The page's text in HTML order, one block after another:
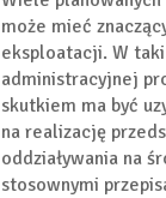
może mieć
eksploatacji. W
administracyjnej
skutkiem ma być
na realizację
oddziaływania na
stosownymi